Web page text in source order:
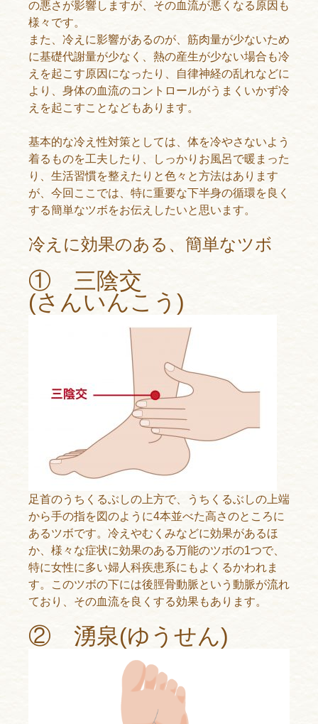
の悪さが影響しますが、その血流が悪くなる原因も
様々です。
また、冷えに影響があるのが、筋肉量が少ないため
に基礎代謝量が少なく、熱の産生が少ない場合も冷
えを起こす原因になったり、自律神経の乱れなどに
より、身体の血流のコントロールがうまくいかず冷
えを起こすことなどもあります。
基本的な冷え性対策としては、体を冷やさないよう
着るものを工夫したり、しっかりお風呂で暖まった
り、生活習慣を整えたりと色々と方法はあります
が、今回ここでは、特に重要な下半身の循環を良く
する簡単なツボをお伝えしたいと思います。
冷えに効果のある、簡単なツボ
① 三陰交
(さんいんこう)
足首のうちくるぶしの上方で、うちくるぶしの上端
から手の指を図のように4本並べた高さのところに
あるツボです。冷えやむくみなどに効果があるほ
か、様々な症状に効果のある万能のツボの1つで、
特に女性に多い婦人科疾患系にもよくるかわれま
す。このツボの下には後脛骨動脈という動脈が流れ
ており、その血流を良くする効果もあります。
② 湧泉(ゆうせん)